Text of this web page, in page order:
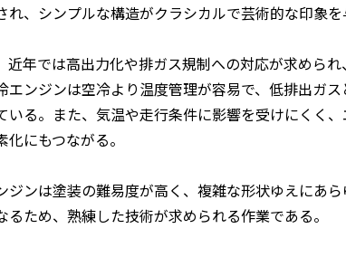
れ、シンプルな構造がクラシカルで芸術的な印象を
近年では高出力化や排ガス規制への対応が求めら
エンジンは空冷より温度管理が容易で、低排出ガ
いる。また、気温や走行条件に影響を受けにくく
化にもつながる。
ジンは塗装の難易度が高く、複雑な形状ゆえにあ
るため、熟練した技術が求められる作業である。